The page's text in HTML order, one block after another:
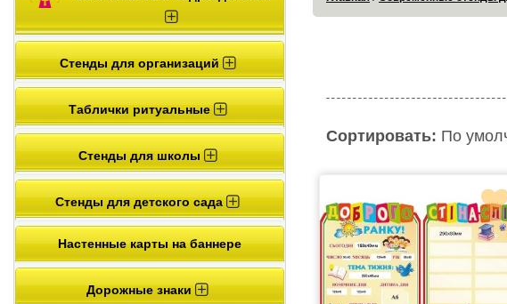
Стенды для организаций
Таблички ритуальные
Стенды для школы
Стенды для детского сада
Настенные карты на баннере
Дорожные знаки
Сортировать: По